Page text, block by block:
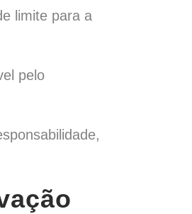
limite para a
pelo